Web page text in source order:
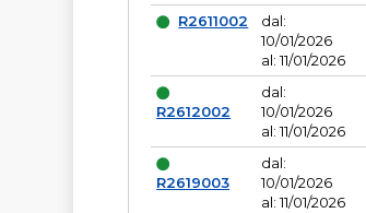
R2611002
dal:
10/01/2026
al: 11/01/2026
R2612002
dal:
10/01/2026
al: 11/01/2026
R2619003
dal:
10/01/2026
al: 11/01/2026